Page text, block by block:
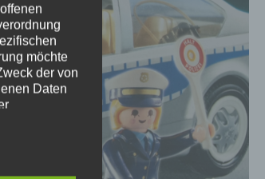
möchte
der von
Daten